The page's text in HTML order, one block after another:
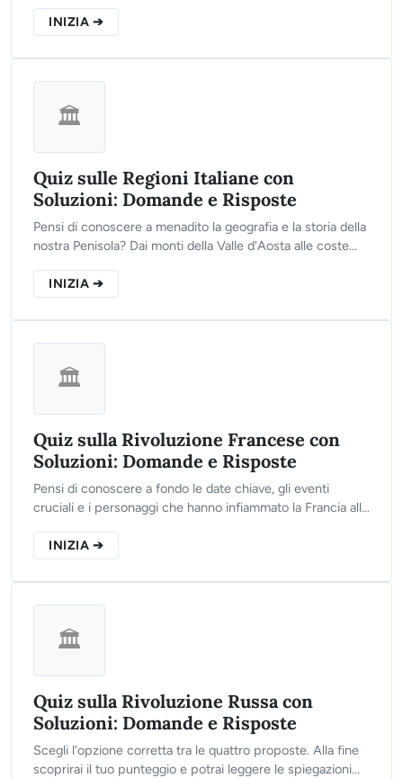
nostro test interattivo e scopri il tuo reale livello di
preparazione storica!
INIZIA ➔
🏛️
Quiz sulle Regioni Italiane con
Soluzioni: Domande e Risposte
Pensi di conoscere a menadito la geografia e la storia della
nostra Penisola? Dai monti della Valle d'Aosta alle coste
domande del nostro test e scopri se sei un vero esperto
del territorio italiano!
INIZIA ➔
🏛️
Quiz sulla Rivoluzione Francese con
Soluzioni: Domande e Risposte
Pensi di conoscere a fondo le date chiave, gli eventi
cruciali e i personaggi che hanno infiammato la Francia alla
rispondi alle 10 domande del nostro test e scopri quanto
ne sai!
INIZIA ➔
🏛️
Quiz sulla Rivoluzione Russa con
Soluzioni: Domande e Risposte
Scegli l'opzione corretta tra le quattro proposte. Alla fine
scoprirai il tuo punteggio e potrai leggere le spiegazioni